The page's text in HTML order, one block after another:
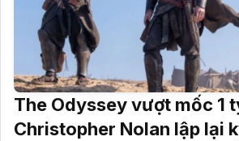
The Odyssey vượt mốc 1
Christopher Nolan lập lại